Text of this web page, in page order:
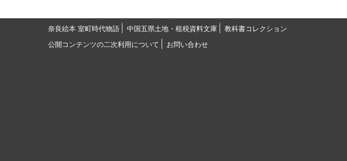
奈良絵本 室町時代物語 中国五県土地・租税資料文庫
教科書コレクション
公開コンテンツの二次利用について
お問い合わせ